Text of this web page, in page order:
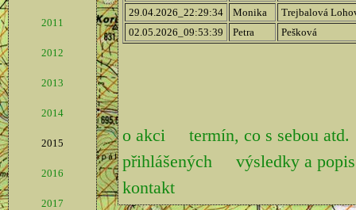
2011
2012
2013
2014
2015
2016
2017
29.04.2026_22:29:34
Monika
Trejbalová
02.05.2026_09:53:39
Petra Pešková
o akci
termín, co s sebou atd.
přihlášených
výsledky a
kontakt